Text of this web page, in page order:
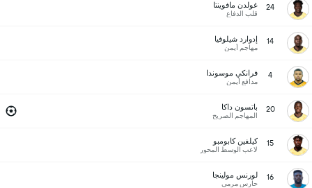
24 غولدن مافوينتا
قلب الدفاع
14 إدوارد شيلوفيا
مهاجم أيمن
4 فرانكي موسوندا
مدافع أيمن
20 باتسون داكا
المهاجم الصريح
15 كيلفين كابومبو
لاعب الوسط المحور
16 لورنس مولينجا
حارس مرمى